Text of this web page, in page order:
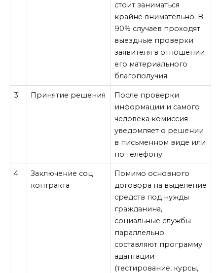
стоит заниматься
крайне внимательно. В
90% случаев проходят
выездные проверки
заявителя в отношении
его материального
благополучия.
3. Принятие решения
После проверки
информации и самого
человека комиссия
уведомляет о решении
в письменном виде или
по телефону.
4.
Заключение соц
контракта
Помимо основного
договора на выделение
средств под нужды
гражданина,
социальные службы
параллельно
составляют программу
адаптации
(тестирование, курсы,